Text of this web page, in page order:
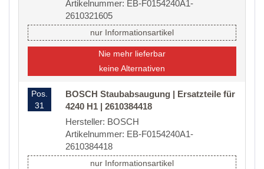
Artikelnummer: EB-F0154240A1-
2610321605
nur Informationsartikel
Nie mehr lieferbar
keine Alternativen
Pos.
31
BOSCH Staubabsaugung | Ersatzteile für
4240 H1 | 2610384418
Hersteller: BOSCH
Artikelnummer: EB-F0154240A1-
2610384418
nur Informationsartikel